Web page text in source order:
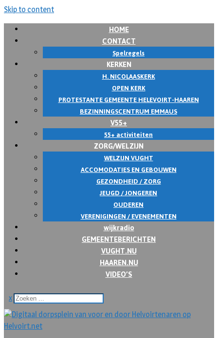
Skip to content
HOME
CONTACT
Spelregels
KERKEN
H. NICOLAASKERK
OPEN KERK
PROTESTANTE GEMEENTE HELEVOIRT-HAAREN
BEZINNINGSCENTRUM EMMAUS
V55+
55+ activiteiten
ZORG/WELZIJN
WELZIJN VUGHT
ACCOMODATIES EN GEBOUWEN
GEZONDHEID / ZORG
JEUGD / JONGEREN
OUDEREN
VERENIGINGEN / EVENEMENTEN
wijkradio
GEMEENTEBERICHTEN
VUGHT.NU
HAAREN.NU
VIDEO’S
x